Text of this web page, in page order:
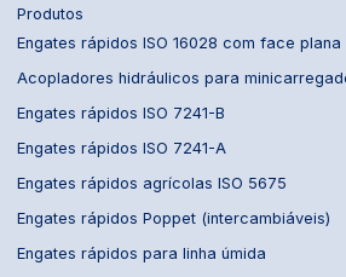
Produtos
Engates rápidos ISO 16028 com face plana
Acopladores hidráulicos para
Engates rápidos ISO 7241-B
Engates rápidos ISO 7241-A
Engates rápidos agrícolas ISO 5675
Engates rápidos Poppet (intercambiáveis)
Engates rápidos para linha úmida